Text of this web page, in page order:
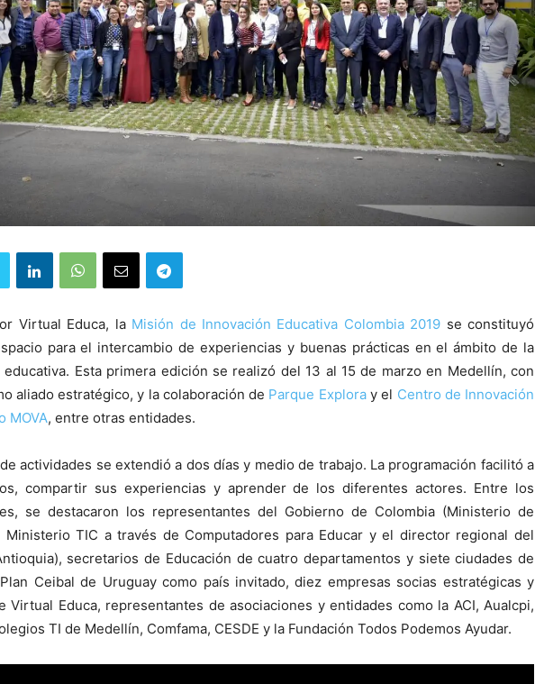
Virtual Educa, la Misión de Innovación Educativa Colombia 2019 se constituyó
para el intercambio de experiencias y buenas prácticas en el ámbito de la
educativa. Esta primera edición se realizó del 13 al 15 de marzo en Medellín, con
aliado estratégico, y la colaboración de Parque Exploray el Centro de Innovación
MOVA, entre otras entidades.
actividades se extendió a dos días y medio de trabajo. La programación facilitó a
compartir sus experiencias y aprender de los diferentes actores. Entre los
se destacaron los representantes del Gobierno de Colombia (Ministerio de
Ministerio TIC a través de Computadores para Educar y el director regional del
secretarios de Educación de cuatro departamentos y siete ciudades de
Ceibal de Uruguay como país invitado, diez empresas socias estratégicas y
Virtual Educa, representantes de asociaciones y entidades como la ACI, Aualcpi,
TI de Medellín, Comfama, CESDE y la Fundación Todos Podemos Ayudar.